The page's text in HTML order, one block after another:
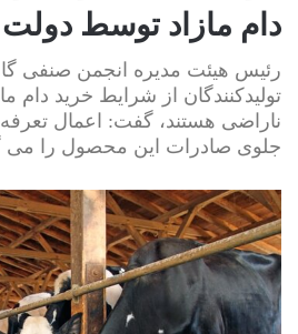
دام مازاد توسط دولت
رئیس هیئت مدیره انجمن صنفی
تولیدکنندگان از شرایط خرید دام
ناراضی هستند، گفت: اعمال
جلوی صادرات این محصول را می